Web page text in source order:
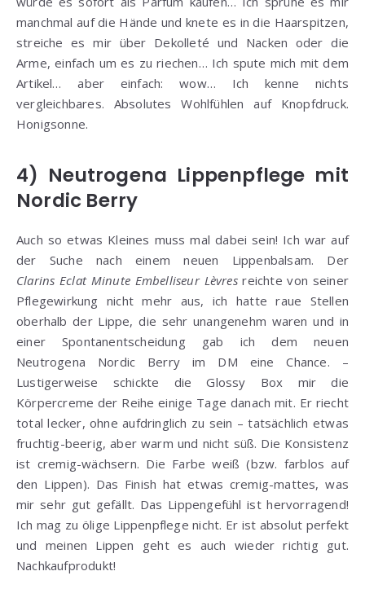
manchmal auf die Hände und knete es in die Haarspitzen,
streiche es mir über Dekolleté und Nacken oder die
Arme, einfach um es zu riechen… Ich spute mich mit dem
Artikel… aber einfach: wow… Ich kenne nichts
vergleichbares. Absolutes Wohlfühlen auf Knopfdruck.
Honigsonne.
4) Neutrogena Lippenpflege mit
Nordic Berry
Auch so etwas Kleines muss mal dabei sein! Ich war auf
der Suche nach einem neuen Lippenbalsam. Der
Clarins Eclat Minute Embelliseur Lèvresreichte von seiner
Pflegewirkung nicht mehr aus, ich hatte raue Stellen
oberhalb der Lippe, die sehr unangenehm waren und in
einer Spontanentscheidung gab ich dem neuen
Neutrogena Nordic Berry im DM eine Chance. –
Lustigerweise schickte die Glossy Box mir die
Körpercreme der Reihe einige Tage danach mit. Er riecht
total lecker, ohne aufdringlich zu sein – tatsächlich etwas
fruchtig-beerig, aber warm und nicht süß. Die Konsistenz
ist cremig-wächsern. Die Farbe weiß (bzw. farblos auf
den Lippen). Das Finish hat etwas cremig-mattes, was
mir sehr gut gefällt. Das Lippengefühl ist hervorragend!
Ich mag zu ölige Lippenpflege nicht. Er ist absolut perfekt
und meinen Lippen geht es auch wieder richtig gut.
Nachkaufprodukt!